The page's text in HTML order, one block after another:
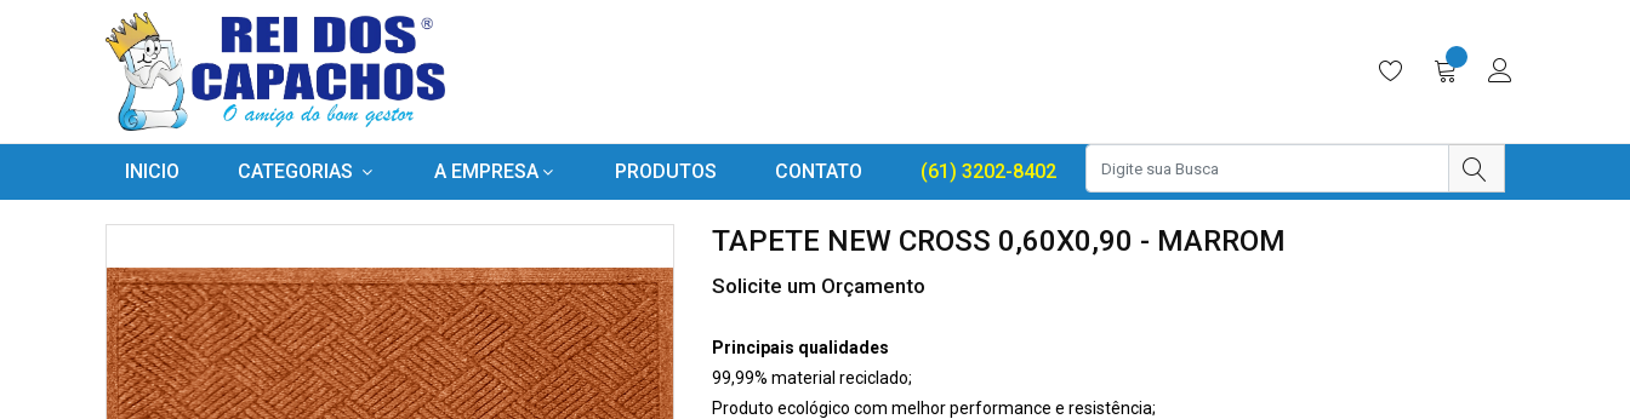
INICIO CATEGORIAS A EMPRESA PRODUTOS CONTATO (61) 3202-8402
TAPETE NEW CROSS 0,60X0,90 - MARROM
Solicite um Orçamento
Principais qualidades
99,99% material reciclado;
Produto ecológico com melhor performance e resistência;